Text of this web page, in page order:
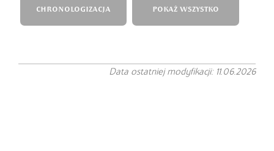
CHRONOLOGIZACJA POKAŻ WSZYSTKO
Data ostatniej modyfikacji: 11.06.2026